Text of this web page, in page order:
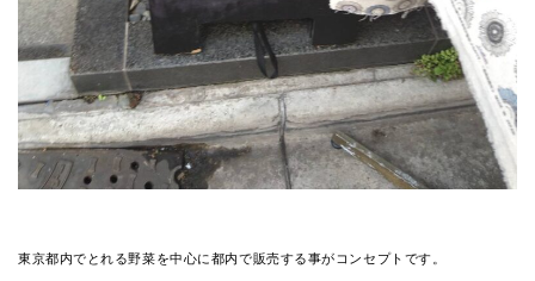
東京都内でとれる野菜を中心に都内で販売する事がコンセプトです。